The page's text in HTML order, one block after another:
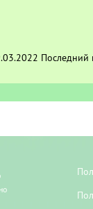
Последний